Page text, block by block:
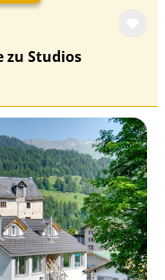
zu Studios